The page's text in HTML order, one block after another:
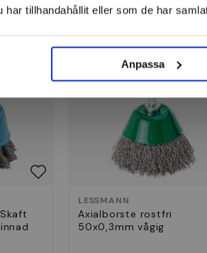
har tillhandahållit eller som de har
Anpassa
LESSMANN
Axialborste rostfri
50x0,3mm vågig